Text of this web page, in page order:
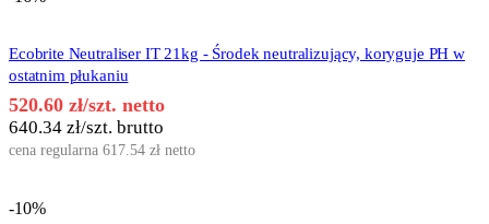
Ecobrite Neutraliser IT 21kg - Środek neutralizujący, koryguje PH w
ostatnim płukaniu
520.60 zł/szt. netto
640.34 zł/szt. brutto
cena regularna 617.54 zł netto
-10%